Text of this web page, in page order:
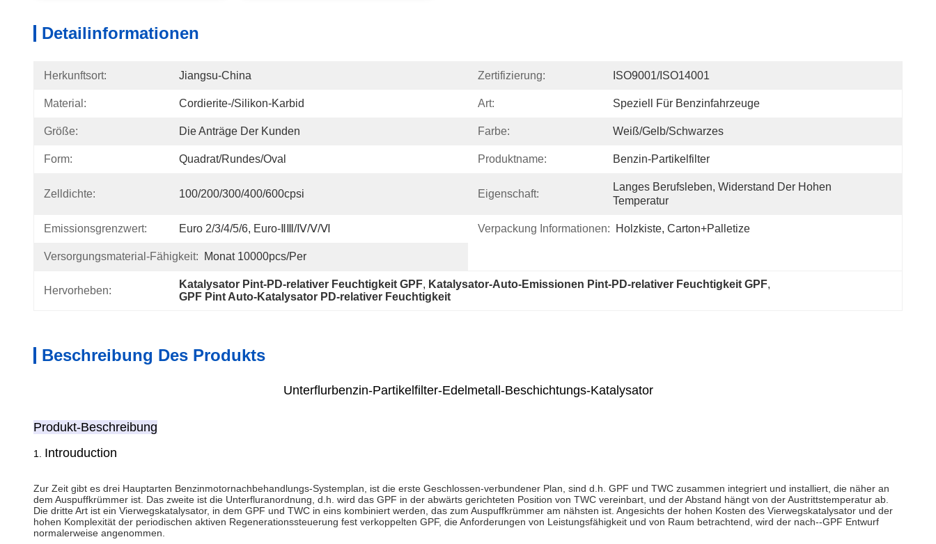
Detailinformationen
Herkunftsort: Jiangsu-China Zertifizierung: ISO9001/ISO14001
Material: Cordierite-/Silikon-Karbid Art: Speziell Für Benzinfahrzeuge
Größe: Die Anträge Der Kunden Farbe: Weiß/Gelb/Schwarzes
Form: Quadrat/rundes/Oval Produktname: Benzin-Partikelfilter
Zelldichte: 100/200/300/400/600cpsi Eigenschaft:
Langes Berufsleben, Widerstand Der Hohen
Temperatur
Emissionsgrenzwert: Euro 2/3/4/5/6, Euro-ⅡⅢ/Ⅳ/Ⅴ/Ⅵ Verpackung Informationen: Holzkiste, Carton+Palletize
Versorgungsmaterial-Fähigkeit: Monat 10000pcs/per
Hervorheben:
Katalysator Pint-PD-relativer Feuchtigkeit GPF, Katalysator-Auto-Emissionen Pint-PD-relativer Feuchtigkeit GPF,
GPF Pint Auto-Katalysator PD-relativer Feuchtigkeit
Beschreibung Des Produkts
Unterflurbenzin-Partikelfilter-Edelmetall-Beschichtungs-Katalysator
Produkt-Beschreibung
1. Introuduction
Zur Zeit gibt es drei Hauptarten Benzinmotornachbehandlungs-Systemplan, ist die erste Geschlossen-verbundener Plan, sind d.h. GPF und TWC zusammen integriert und installiert, die näher an
dem Auspuffkrümmer ist. Das zweite ist die Unterfluranordnung, d.h. wird das GPF in der abwärts gerichteten Position von TWC vereinbart, und der Abstand hängt von der Austrittstemperatur ab.
Die dritte Art ist ein Vierwegskatalysator, in dem GPF und TWC in eins kombiniert werden, das zum Auspuffkrümmer am nähsten ist. Angesichts der hohen Kosten des Vierwegskatalysator und der
hohen Komplexität der periodischen aktiven Regenerationssteuerung fest verkoppelten GPF, die Anforderungen von Leistungsfähigkeit und von Raum betrachtend, wird der nach--GPF Entwurf
normalerweise angenommen.